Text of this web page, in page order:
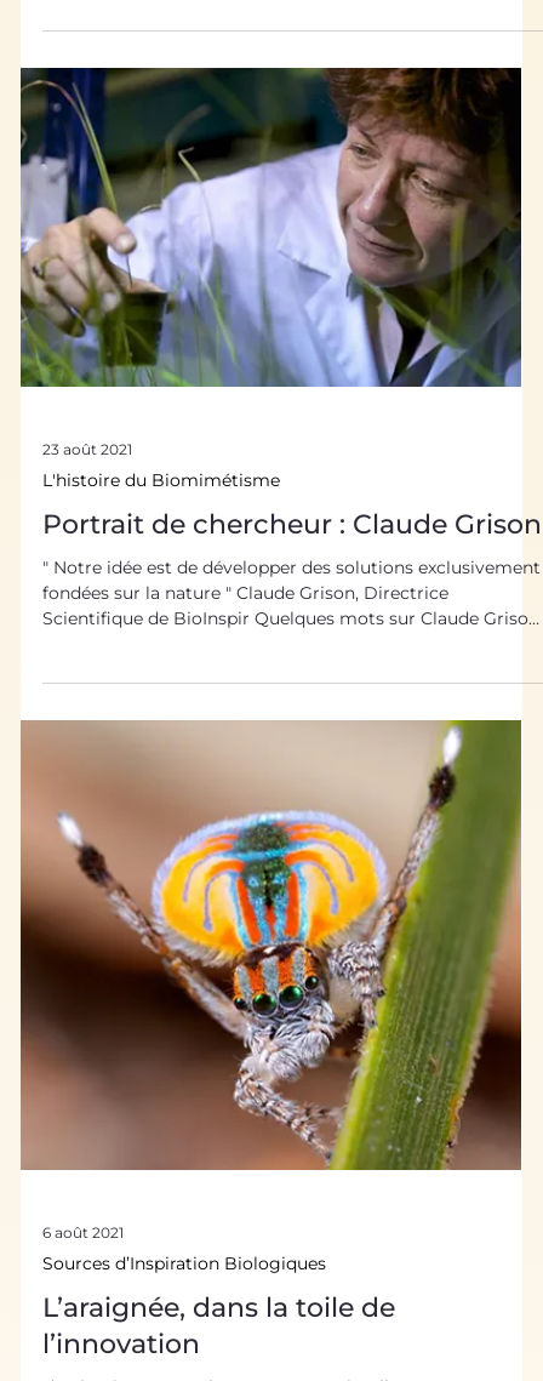
27 août 2021
Sources d’Inspiration Biologiques
Fourmi-dables innovations !
Chasseuses, agricultrices, guerrières, bâtisseuses ou
médecins, les fourmis sont de véritables couteaux suisses.
Les capacités des colonies de fourmis, très analogues à
celles des sociétés humaines, sont des sources
un insecte social de la famille des Formicidés. Tout comme
l’homme, elle vit en communauté. Les 25 000 espèces
23 août 2021
L'histoire du Biomimétisme
Portrait de chercheur : Claude Grison
" Notre idée est de développer des solutions exclusivement
fondées sur la nature " Claude Grison, Directrice
Scientifique de BioInspir Quelques mots sur Claude Grison
formée à l’université de Nancy, où elle majore son cursus
avant d’y devenir Professeur des Universités. En 2003, elle
devient co-directrice du Laboratoire de Chimie Organique